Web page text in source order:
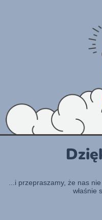
...i przepraszamy, że nas
właśnie